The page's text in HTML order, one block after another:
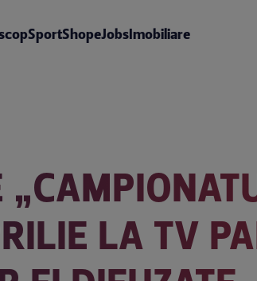
SportShopeJobsImobiliare
LA TV